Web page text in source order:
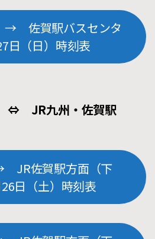
→ 佐賀駅バスセンタ
（日）時刻表
⇔ JR九州・佐賀駅
佐賀駅方面（下
日（土）時刻表